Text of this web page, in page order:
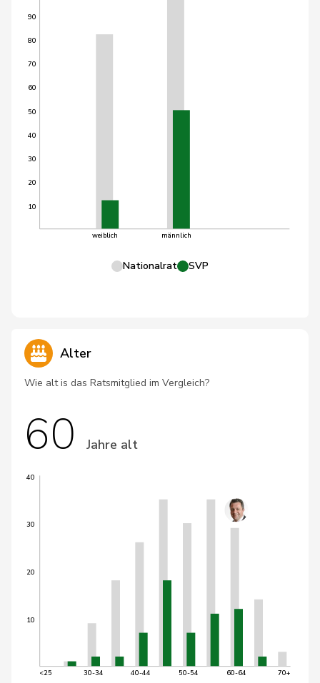
10
20
30
40
50
60
70
80
90
weiblich männlich
Nationalrat SVP
Alter
Wie alt is das Ratsmitglied im Vergleich?
60 Jahre alt
10
20
30
40
<25 30-34 40-44 50-54 60-64 70+